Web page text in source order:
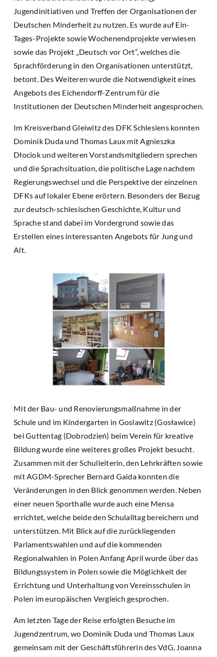
Jugendinitiativen und Treffen der Organisationen der
Deutschen Minderheit zu nutzen. Es wurde auf Ein-
Tages-Projekte sowie Wochenendprojekte verwiesen
sowie das Projekt „Deutsch vor Ort“, welches die
Sprachförderung in den Organisationen unterstützt,
betont. Des Weiteren wurde die Notwendigkeit eines
Angebots des Eichendorff-Zentrum für die
Institutionen der Deutschen Minderheit angesprochen.
Im Kreisverband Gleiwitz des DFK Schlesiens konnten
Dominik Duda und Thomas Laux mit Agnieszka
Dłociok und weiteren Vorstandsmitgliedern sprechen
und die Sprachsituation, die politische Lage nachdem
Regierungswechsel und die Perspektive der einzelnen
DFKs auf lokaler Ebene erörtern. Besonders der Bezug
zur deutsch-schlesischen Geschichte, Kultur und
Sprache stand dabei im Vordergrund sowie das
Erstellen eines interessanten Angebots für Jung und
Alt.
Mit der Bau- und Renovierungsmaßnahme in der
Schule und im Kindergarten in Goslawitz (Gosławice)
bei Guttentag (Dobrodzień) beim Verein für kreative
Bildung wurde eine weiteres großes Projekt besucht.
Zusammen mit der Schulleiterin, den Lehrkräften sowie
mit AGDM-Sprecher Bernard Gaida konnten die
Veränderungen in den Blick genommen werden. Neben
einer neuen Sporthalle wurde auch eine Mensa
errichtet, welche beide den Schulalltag bereichern und
unterstützen. Mit Blick auf die zurückliegenden
Parlamentswahlen und auf die kommenden
Regionalwahlen in Polen Anfang April wurde über das
Bildungssystem in Polen sowie die Möglichkeit der
Errichtung und Unterhaltung von Vereinsschulen in
Polen im europäischen Vergleich gesprochen.
Am letzten Tage der Reise erfolgten Besuche im
Jugendzentrum, wo Dominik Duda und Thomas Laux
gemeinsam mit der Geschäftsführerin des VdG, Joanna